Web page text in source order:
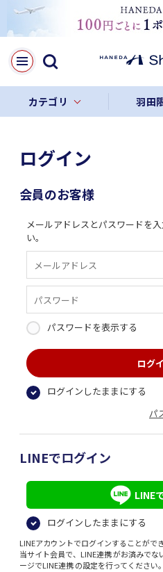
カテゴリ 羽田
ログイン
会員のお客様
メールアドレスとパスワードを
い。
パスワードを表示する
ログインしたままにする
パ
LINEでログイン
LINE
ログインしたままにする
LINEアカウントでログインすることができ
当サイト会員で、LINE連携 がお済みで
ージでLINE連携 の設定を行ってください。